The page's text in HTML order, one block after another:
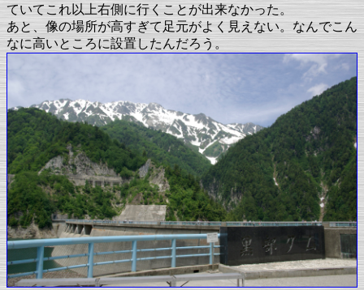
ていてこれ以上右側に行くことが出来なかった。
あと、像の場所が高すぎて足元がよく見えない。なんでこん
なに高いところに設置したんだろう。